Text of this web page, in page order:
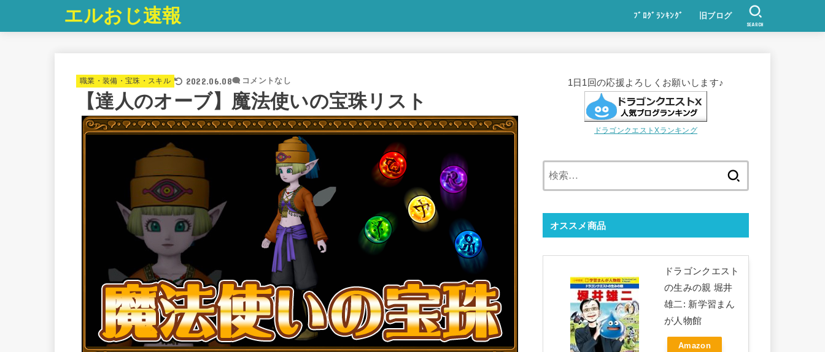
エルおじ速報 ﾌﾞﾛｸﾞﾗﾝｷﾝｸﾞ 旧ブログ
SEARCH
職業・装備・宝珠・スキル 2022.06.08 コメントなし
【達人のオーブ】魔法使いの宝珠リスト
1日1回の応援よろしくお願いします♪
ドラゴンクエストXランキング
オススメ商品
ドラゴンクエスト
の生みの親 堀井
雄二: 新学習まん
が人物館
Amazon